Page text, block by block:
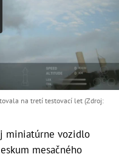
na tretí testovací let (Zdroj:
miniatúrne vozidlo
mesačného